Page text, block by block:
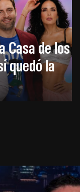
Casa de los
quedó la